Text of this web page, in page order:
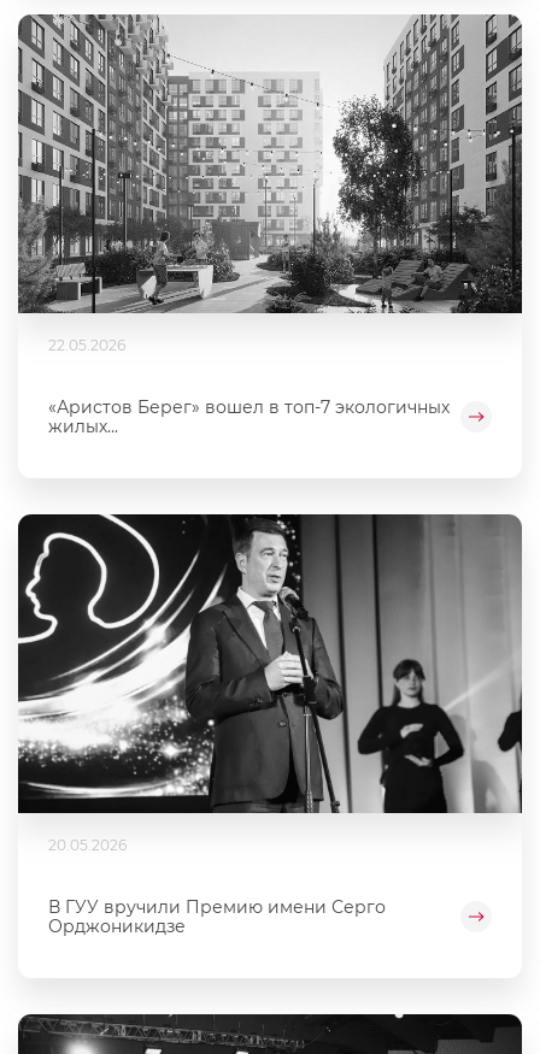
22.05.2026
«Аристов Берег» вошел в топ-7 экологичных
жилых...
20.05.2026
В ГУУ вручили Премию имени Серго
Орджоникидзе